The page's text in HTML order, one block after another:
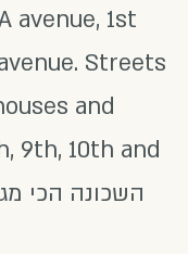
avenue, 1st
Streets
and
9th, 10th and